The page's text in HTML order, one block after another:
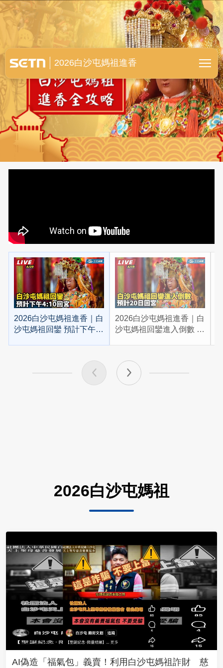
白沙屯媽祖進香全紀錄
2026白沙屯媽祖進香
2026白沙屯媽祖進香｜白
沙屯媽祖回鑾 預計下午
2026白沙屯媽祖進香｜白
沙屯媽祖回鑾進入倒數 預
2026白沙屯媽祖
AI偽造「福氣包」義賣！利用白沙屯媽祖詐財 慈